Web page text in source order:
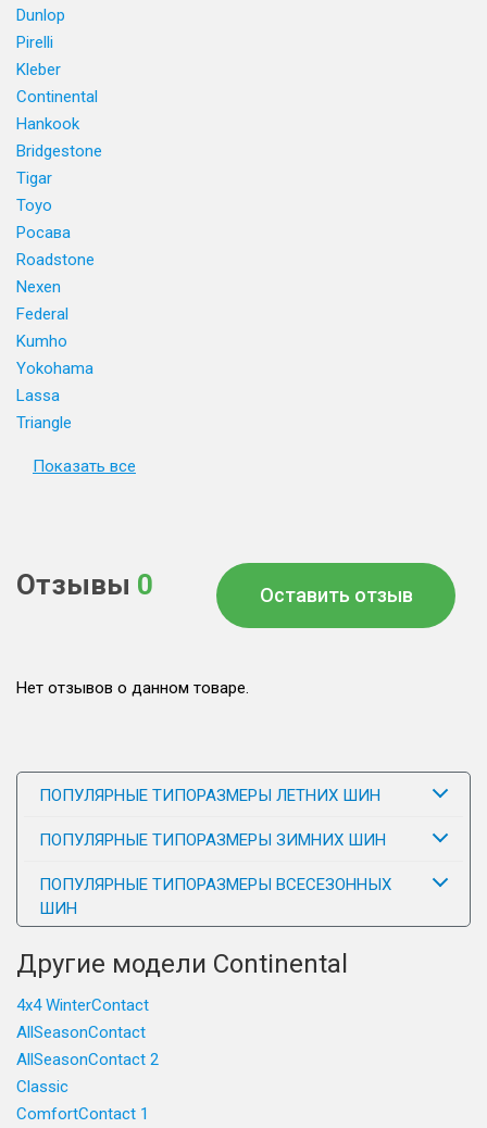
Dunlop
Pirelli
Kleber
Continental
Hankook
Bridgestone
Tigar
Toyo
Росава
Roadstone
Nexen
Federal
Kumho
Yokohama
Lassa
Triangle
Показать все
Отзывы 0 Оставить отзыв
Нет отзывов о данном товаре.
ПОПУЛЯРНЫЕ ТИПОРАЗМЕРЫ ЛЕТНИХ ШИН
ПОПУЛЯРНЫЕ ТИПОРАЗМЕРЫ ЗИМНИХ ШИН
ПОПУЛЯРНЫЕ ТИПОРАЗМЕРЫ ВСЕСЕЗОННЫХ
ШИН
Другие модели Continental
4x4 WinterContact
AllSeasonContact
AllSeasonContact 2
Classic
ComfortContact 1